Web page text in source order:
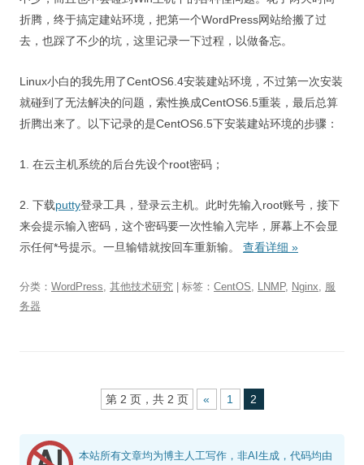
折腾，终于搞定建站环境，把第一个WordPress网站给搬了过
去，也踩了不少的坑，这里记录一下过程，以做备忘。
Linux小白的我先用了CentOS6.4安装建站环境，不过第一次安装
就碰到了无法解决的问题，索性换成CentOS6.5重装，最后总算
折腾出来了。以下记录的是CentOS6.5下安装建站环境的步骤：
1. 在云主机系统的后台先设个root密码；
2. 下载putty登录工具，登录云主机。此时先输入root账号，接下
来会提示输入密码，这个密码要一次性输入完毕，屏幕上不会显
示任何*号提示。一旦输错就按回车重新输。 查看详细 »
分类： WordPress, 其他技术研究 | 标签： CentOS, LNMP, Nginx, 服
务器
第 2 页，共 2 页 « 1 2
本站所有文章均为博主人工写作，非AI生成，代码均由